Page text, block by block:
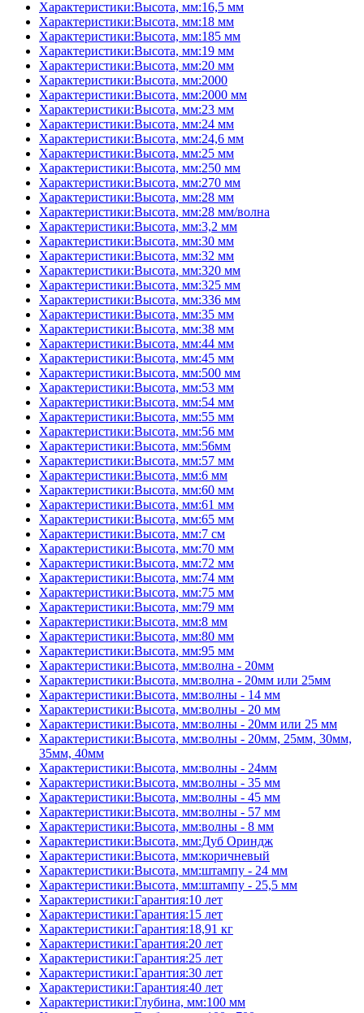
Характеристики:Высота, мм:16,5 мм
Характеристики:Высота, мм:18 мм
Характеристики:Высота, мм:185 мм
Характеристики:Высота, мм:19 мм
Характеристики:Высота, мм:20 мм
Характеристики:Высота, мм:2000
Характеристики:Высота, мм:2000 мм
Характеристики:Высота, мм:23 мм
Характеристики:Высота, мм:24 мм
Характеристики:Высота, мм:24,6 мм
Характеристики:Высота, мм:25 мм
Характеристики:Высота, мм:250 мм
Характеристики:Высота, мм:270 мм
Характеристики:Высота, мм:28 мм
Характеристики:Высота, мм:28 мм/волна
Характеристики:Высота, мм:3,2 мм
Характеристики:Высота, мм:30 мм
Характеристики:Высота, мм:32 мм
Характеристики:Высота, мм:320 мм
Характеристики:Высота, мм:325 мм
Характеристики:Высота, мм:336 мм
Характеристики:Высота, мм:35 мм
Характеристики:Высота, мм:38 мм
Характеристики:Высота, мм:44 мм
Характеристики:Высота, мм:45 мм
Характеристики:Высота, мм:500 мм
Характеристики:Высота, мм:53 мм
Характеристики:Высота, мм:54 мм
Характеристики:Высота, мм:55 мм
Характеристики:Высота, мм:56 мм
Характеристики:Высота, мм:56мм
Характеристики:Высота, мм:57 мм
Характеристики:Высота, мм:6 мм
Характеристики:Высота, мм:60 мм
Характеристики:Высота, мм:61 мм
Характеристики:Высота, мм:65 мм
Характеристики:Высота, мм:7 см
Характеристики:Высота, мм:70 мм
Характеристики:Высота, мм:72 мм
Характеристики:Высота, мм:74 мм
Характеристики:Высота, мм:75 мм
Характеристики:Высота, мм:79 мм
Характеристики:Высота, мм:8 мм
Характеристики:Высота, мм:80 мм
Характеристики:Высота, мм:95 мм
Характеристики:Высота, мм:волна - 20мм
Характеристики:Высота, мм:волна - 20мм или 25мм
Характеристики:Высота, мм:волны - 14 мм
Характеристики:Высота, мм:волны - 20 мм
Характеристики:Высота, мм:волны - 20мм или 25 мм
Характеристики:Высота, мм:волны - 20мм, 25мм, 30мм,
35мм, 40мм
Характеристики:Высота, мм:волны - 24мм
Характеристики:Высота, мм:волны - 35 мм
Характеристики:Высота, мм:волны - 45 мм
Характеристики:Высота, мм:волны - 57 мм
Характеристики:Высота, мм:волны - 8 мм
Характеристики:Высота, мм:Дуб Ориндж
Характеристики:Высота, мм:коричневый
Характеристики:Высота, мм:штампу - 24 мм
Характеристики:Высота, мм:штампу - 25,5 мм
Характеристики:Гарантия:10 лет
Характеристики:Гарантия:15 лет
Характеристики:Гарантия:18,91 кг
Характеристики:Гарантия:20 лет
Характеристики:Гарантия:25 лет
Характеристики:Гарантия:30 лет
Характеристики:Гарантия:40 лет
Характеристики:Глубина, мм:100 мм